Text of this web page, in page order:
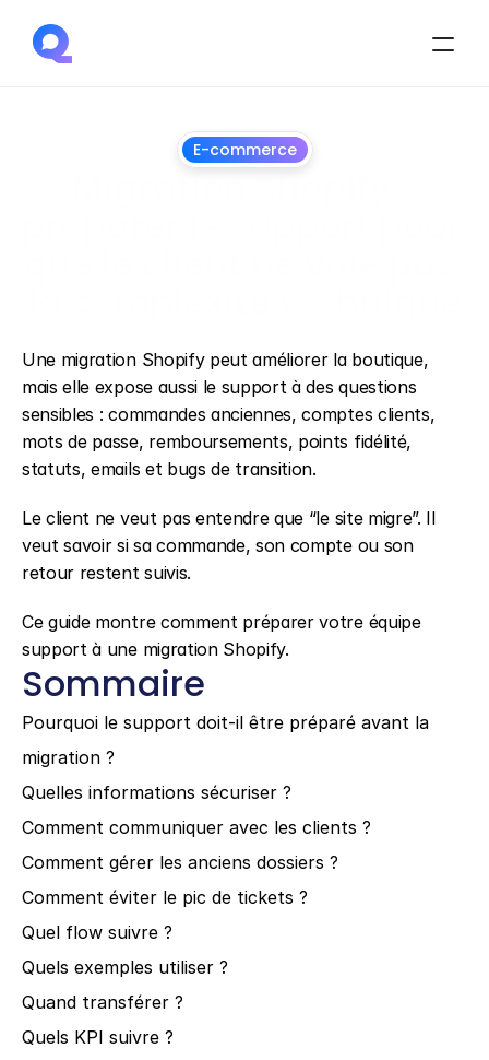
E-commerce
Une migration Shopify peut améliorer la boutique,
mais elle expose aussi le support à des questions
sensibles : commandes anciennes, comptes clients,
mots de passe, remboursements, points fidélité,
statuts, emails et bugs de transition.
Le client ne veut pas entendre que “le site migre”. Il
veut savoir si sa commande, son compte ou son
retour restent suivis.
Ce guide montre comment préparer votre équipe
support à une migration Shopify.
Sommaire
Pourquoi le support doit-il être préparé avant la
migration ?
Quelles informations sécuriser ?
Comment communiquer avec les clients ?
Comment gérer les anciens dossiers ?
Comment éviter le pic de tickets ?
Quel flow suivre ?
Quels exemples utiliser ?
Quand transférer ?
Quels KPI suivre ?